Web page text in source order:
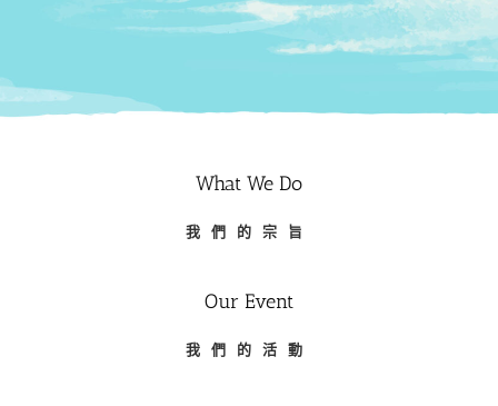
What We Do
我們的宗旨
Our Event
我們的活動